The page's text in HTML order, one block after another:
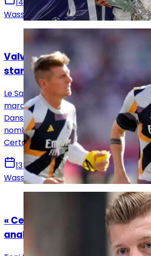
Wassim Dir
Actualités
Valverde encensé par Kroos
stars du Real Madrid
Le Santiago Bernabéu a vécu une
marquer un tournant dans la saison du
Dans celle de Valverde, c’est le cas.
nombre de félicitations et
Certains viennent de légendes du
13 mars 2026
Wassim Dir
« Ce que Alonso a fait est
analyse la défaite contre le